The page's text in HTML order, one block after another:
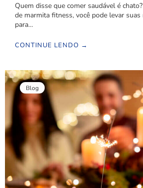
Quem disse que comer saudável é
de marmita fitness, você pode levar suas
para…
CONTINUE LENDO →
Blog